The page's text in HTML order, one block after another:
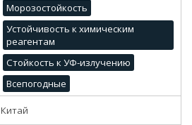
Морозостойкость
Устойчивость к химическим
реагентам
Стойкость к УФ-излучению
Всепогодные
Китай